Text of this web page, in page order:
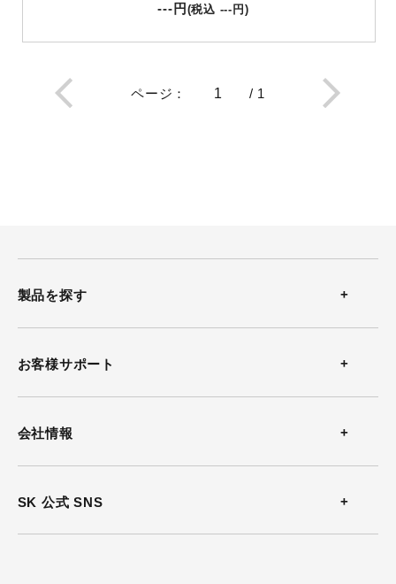
--- 円 (税込 --- 円 )
ページ ： / 1
SK 公式 SNS
会社情報
お客様サポート
製品を探す
熱中症計